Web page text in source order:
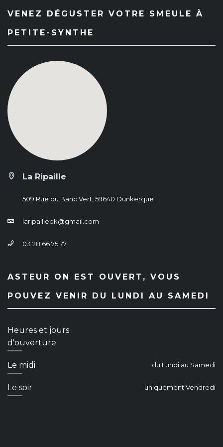
VENEZ DÉGUSTER VOTRE SMEULE À
PETITE-SYNTHE
La Ripaille
509 Rue du Banc Vert, 59640 Dunkerque
laripailledk@gmail.com
03 28 66 75 77
ASTEUR ON EST OUVERT, VOUS
POUVEZ VENIR DU LUNDI AU SAMEDI
Heures et jours
d'ouverture
Le midi du Lundi au Samedi
Le soir uniquement Vendredi